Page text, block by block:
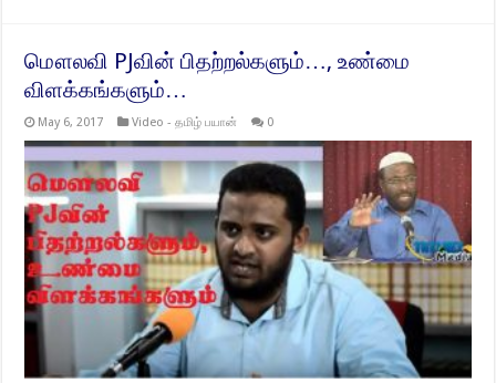
மௌலவி PJவின் பிதற்றல்களும்…, உண்மை
விளக்கங்களும்…
May 6, 2017 Video - தமிழ் பயான் 0